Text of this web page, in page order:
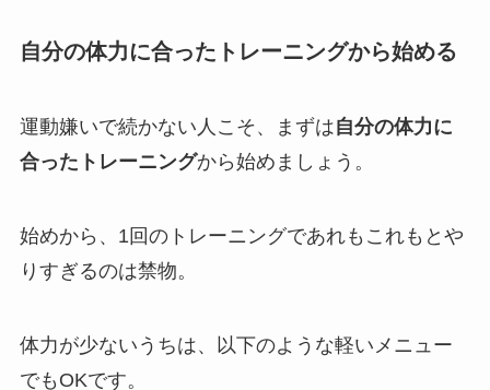
自分の体力に合ったトレーニングから始める
運動嫌いで続かない人こそ、まずは自分の体力に
合ったトレーニングから始めましょう。
始めから、1回のトレーニングであれもこれもとや
りすぎるのは禁物。
体力が少ないうちは、以下のような軽いメニュー
でもOKです。